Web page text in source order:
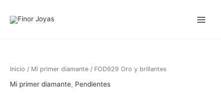
Inicio / Mi primer diamante / FOD929 Oro y brillantes
Mi primer diamante, Pendientes